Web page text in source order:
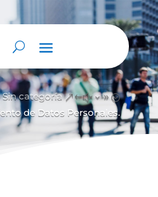
Sin categoría &#x39;
de Datos Personales.